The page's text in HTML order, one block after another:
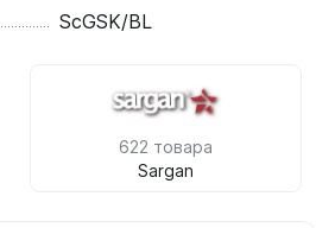
ScGSK/BL
622 товара
Sargan